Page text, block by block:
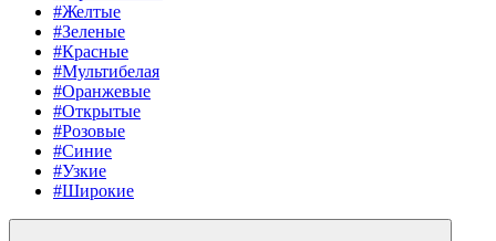
#Желтые
#Зеленые
#Красные
#Мультибелая
#Оранжевые
#Открытые
#Розовые
#Синие
#Узкие
#Широкие